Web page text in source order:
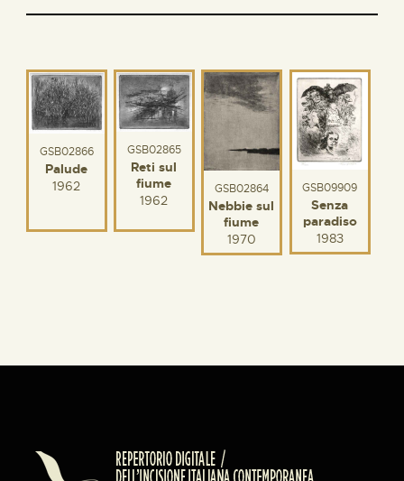
GSB02866
Palude
1962
GSB02865
Reti sul
fiume
1962
GSB02864
Nebbie sul
fiume
1970
GSB09909
Senza
paradiso
1983